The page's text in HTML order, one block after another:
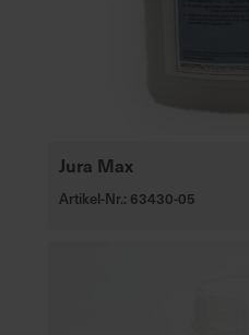
Jura Max
Artikel-Nr.: 63430-05